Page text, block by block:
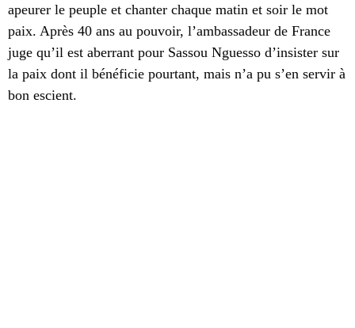
apeurer le peuple et chanter chaque matin et soir le mot
paix. Après 40 ans au pouvoir, l’ambassadeur de France
juge qu’il est aberrant pour Sassou Nguesso d’insister sur
la paix dont il bénéficie pourtant, mais n’a pu s’en servir à
bon escient.